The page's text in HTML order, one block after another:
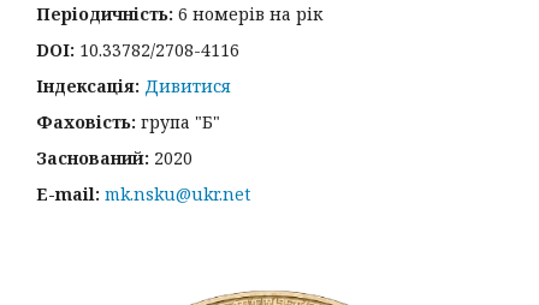
Періодичність: 6 номерів на рік
DOI: 10.33782/2708-4116
Індексація: Дивитися
Фаховість: група "Б"
Заснований: 2020
E-mail: mk.nsku@ukr.net